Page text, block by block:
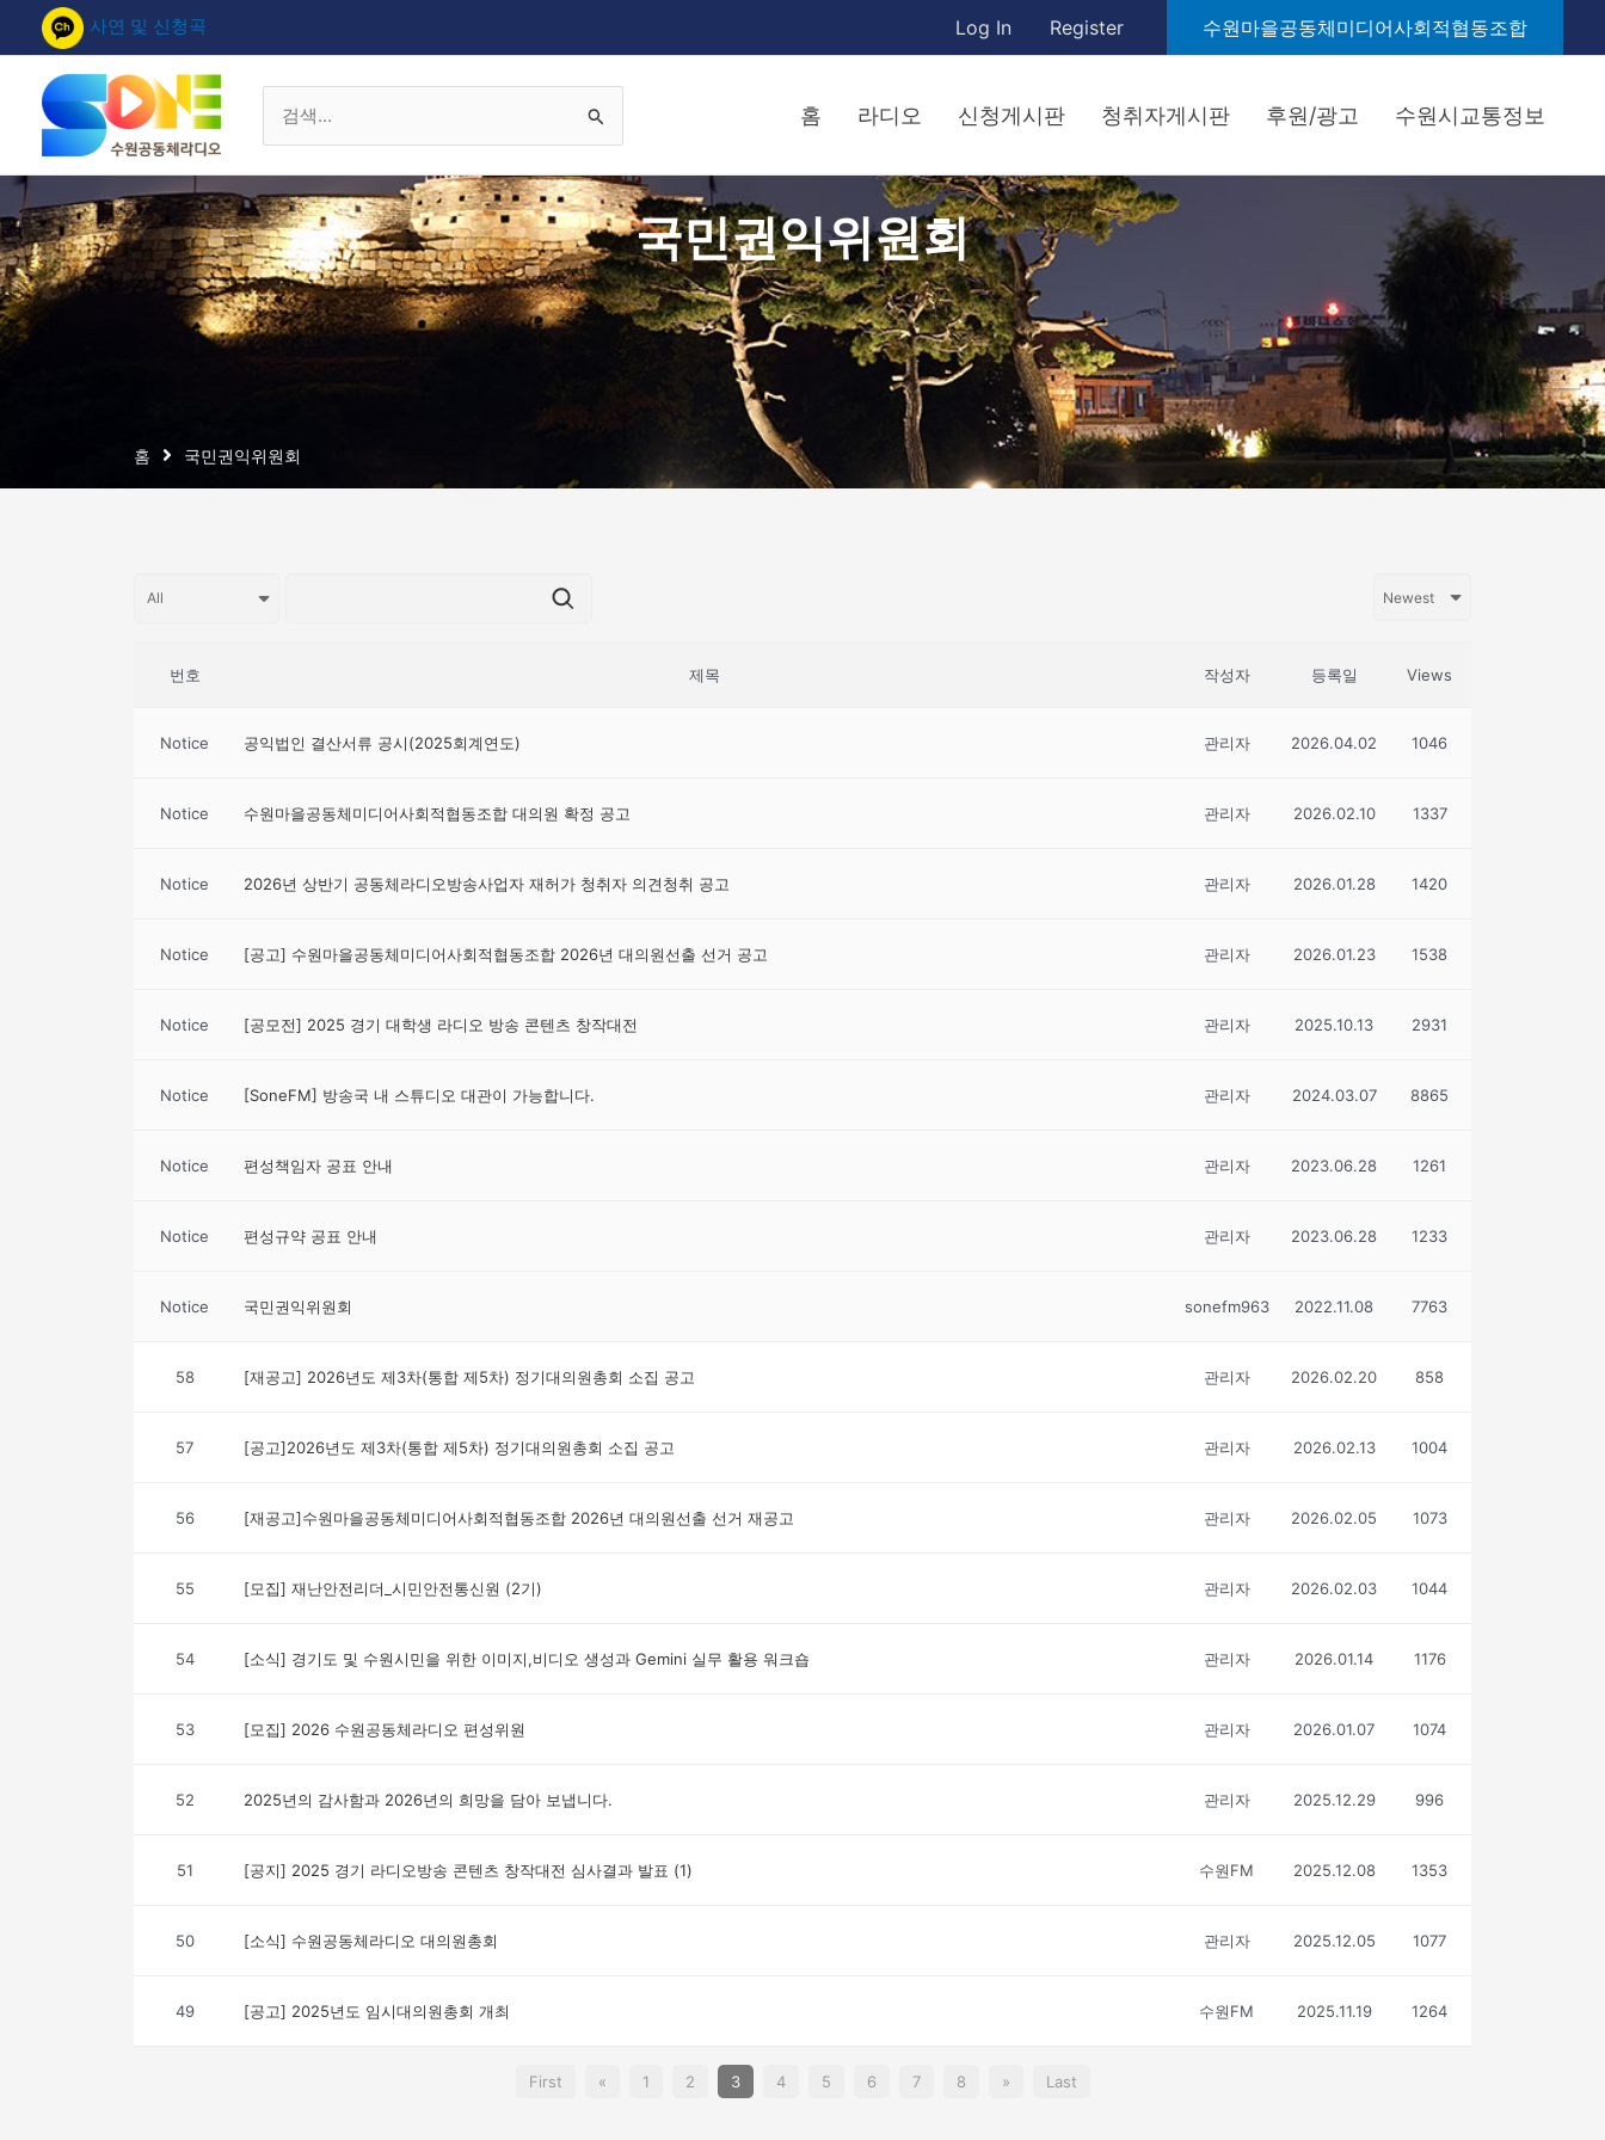
뛰
기
사연 및 신청곡 Log In Register 수원마을공동체미디어사회적협동조합
색
대
상
홈 라디오 신청게시판 청취자게시판 후원/광고 수원시교통정보
국민권익위원회
홈 국민권익위원회
번호 제목 작성자 등록일 Views
Notice 공익법인 결산서류 공시(2025회계연도) 관리자 2026.04.02 1046
Notice 수원마을공동체미디어사회적협동조합 대의원 확정 공고 관리자 2026.02.10 1337
Notice 2026년 상반기 공동체라디오방송사업자 재허가 청취자 의견청취 공고 관리자 2026.01.28 1420
Notice [공고] 수원마을공동체미디어사회적협동조합 2026년 대의원선출 선거 공고 관리자 2026.01.23 1538
Notice [공모전] 2025 경기 대학생 라디오 방송 콘텐츠 창작대전 관리자 2025.10.13 2931
Notice [SoneFM] 방송국 내 스튜디오 대관이 가능합니다. 관리자 2024.03.07 8865
Notice 편성책임자 공표 안내 관리자 2023.06.28 1261
Notice 편성규약 공표 안내 관리자 2023.06.28 1233
Notice 국민권익위원회 sonefm963 2022.11.08 7763
58 [재공고] 2026년도 제3차(통합 제5차) 정기대의원총회 소집 공고 관리자 2026.02.20 858
57 [공고]2026년도 제3차(통합 제5차) 정기대의원총회 소집 공고 관리자 2026.02.13 1004
56 [재공고]수원마을공동체미디어사회적협동조합 2026년 대의원선출 선거 재공고 관리자 2026.02.05 1073
55 [모집] 재난안전리더_시민안전통신원 (2기) 관리자 2026.02.03 1044
54 [소식] 경기도 및 수원시민을 위한 이미지,비디오 생성과 Gemini 실무 활용 워크숍 관리자 2026.01.14 1176
53 [모집] 2026 수원공동체라디오 편성위원 관리자 2026.01.07 1074
52 2025년의 감사함과 2026년의 희망을 담아 보냅니다. 관리자 2025.12.29 996
51 [공지] 2025 경기 라디오방송 콘텐츠 창작대전 심사결과 발표 (1) 수원FM 2025.12.08 1353
50 [소식] 수원공동체라디오 대의원총회 관리자 2025.12.05 1077
49 [공고] 2025년도 임시대의원총회 개최 수원FM 2025.11.19 1264
First « 1 2 3 4 5 6 7 8 » Last